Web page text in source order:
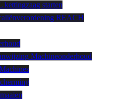
kettingzaag starten
REACH
Machineonderhoud